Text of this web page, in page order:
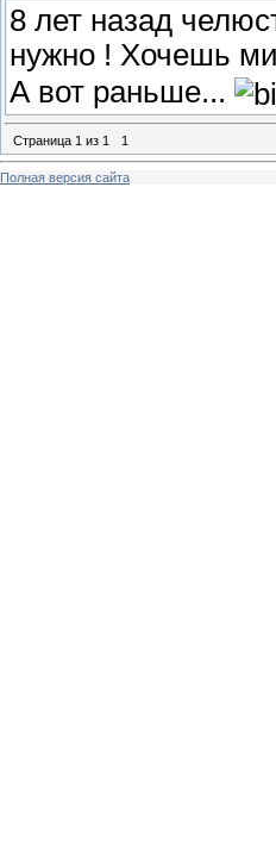
8 лет назад
нужно ! Хочешь
А вот раньше...
Страница 1 из 1 1
Полная версия сайта